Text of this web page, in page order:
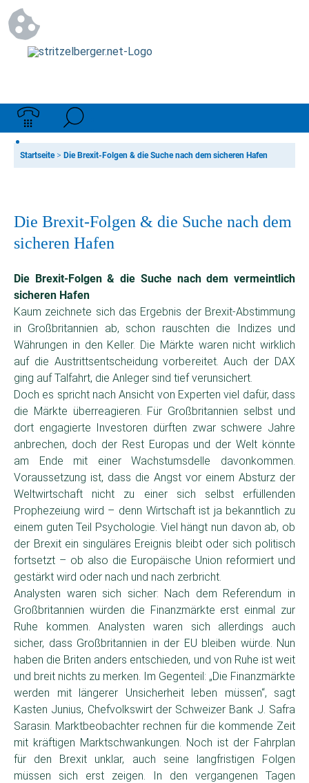
Startseite> Die Brexit-Folgen & die Suche nach dem sicheren Hafen
Die Brexit-Folgen & die Suche nach dem
sicheren Hafen
Die Brexit-Folgen & die Suche nach dem vermeintlich
sicheren Hafen
Kaum zeichnete sich das Ergebnis der Brexit-Abstimmung
in Großbritannien ab, schon rauschten die Indizes und
Währungen in den Keller. Die Märkte waren nicht wirklich
auf die Austrittsentscheidung vorbereitet. Auch der DAX
ging auf Talfahrt, die Anleger sind tief verunsichert.
Doch es spricht nach Ansicht von Experten viel dafür, dass
die Märkte überreagieren. Für Großbritannien selbst und
dort engagierte Investoren dürften zwar schwere Jahre
anbrechen, doch der Rest Europas und der Welt könnte
am Ende mit einer Wachstumsdelle davonkommen.
Voraussetzung ist, dass die Angst vor einem Absturz der
Weltwirtschaft nicht zu einer sich selbst erfüllenden
Prophezeiung wird – denn Wirtschaft ist ja bekanntlich zu
einem guten Teil Psychologie. Viel hängt nun davon ab, ob
der Brexit ein singuläres Ereignis bleibt oder sich politisch
fortsetzt – ob also die Europäische Union reformiert und
gestärkt wird oder nach und nach zerbricht.
Analysten waren sich sicher: Nach dem Referendum in
Großbritannien würden die Finanzmärkte erst einmal zur
Ruhe kommen. Analysten waren sich allerdings auch
sicher, dass Großbritannien in der EU bleiben würde. Nun
haben die Briten anders entschieden, und von Ruhe ist weit
und breit nichts zu merken. Im Gegenteil: „Die Finanzmärkte
werden mit längerer Unsicherheit leben müssen“, sagt
Kasten Junius, Chefvolkswirt der Schweizer Bank J. Safra
Sarasin. Marktbeobachter rechnen für die kommende Zeit
mit kräftigen Marktschwankungen. Noch ist der Fahrplan
für den Brexit unklar, auch seine langfristigen Folgen
müssen sich erst zeigen. In den vergangenen Tagen